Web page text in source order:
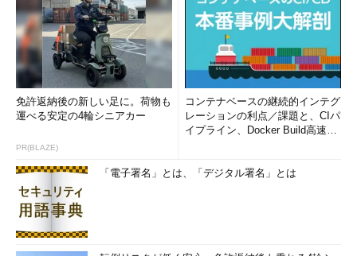
免許返納後の新しい足に。荷物も
運べる安定の4輪シニアカー
PR(BLAZE)
コンテナベースの継続的インテグ
レーションの利点／課題と、CIパ
イプライン、Docker Build高速化
「電子署名」とは、「デジタル署名」とは